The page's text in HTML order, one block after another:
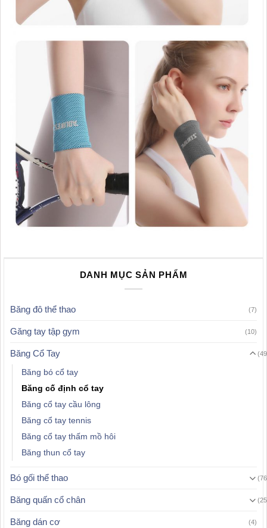
DANH MỤC SẢN PHẨM
Băng đô thể thao (7)
Găng tay tập gym (10)
Băng Cổ Tay
Băng bó cổ tay
Băng cố định cổ tay
Băng cổ tay cầu lông
Băng cổ tay tennis
Băng cổ tay thấm mồ hôi
Băng thun cổ tay
Bó gối thể thao
Băng quấn cổ chân
Băng dán cơ (4)